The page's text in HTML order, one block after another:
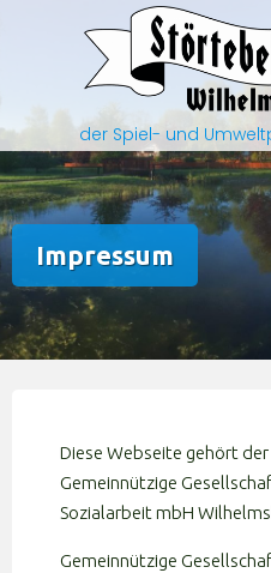
der Spiel- und
Impressum
Diese Webseite gehört der
Gemeinnützige
Sozialarbeit mbH
Gemeinnützige